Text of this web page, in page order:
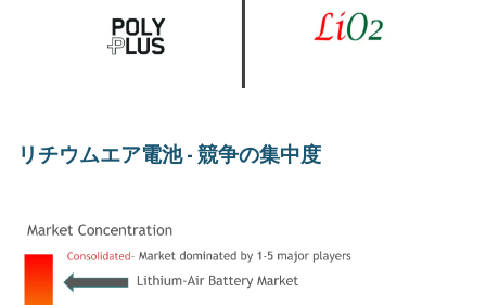
リチウムエア電池 - 競争の集中度